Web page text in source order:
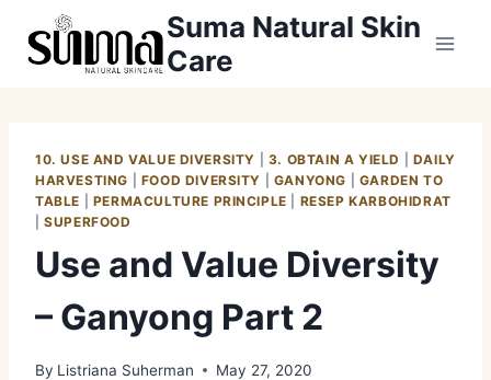
Suma Natural Skin
Care
10. USE AND VALUE DIVERSITY 3. OBTAIN A YIELD
DAILY
HARVESTING
FOOD DIVERSITY GANYONG
GARDEN TO
TABLE
PERMACULTURE PRINCIPLE
RESEP KARBOHIDRAT
|SUPERFOOD
Use and Value Diversity
– Ganyong Part 2
By Listriana Suherman May 27, 2020